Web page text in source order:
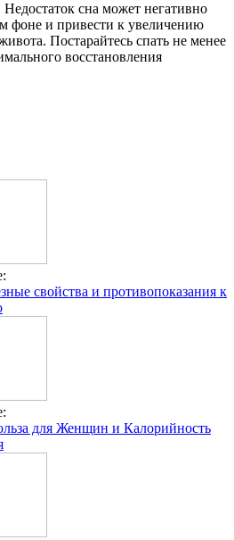
Недостаток сна может негативно
фоне и привести к увеличению
Постарайтесь спать не менее
восстановления
свойства и противопоказания к
для Женщин и Калорийность